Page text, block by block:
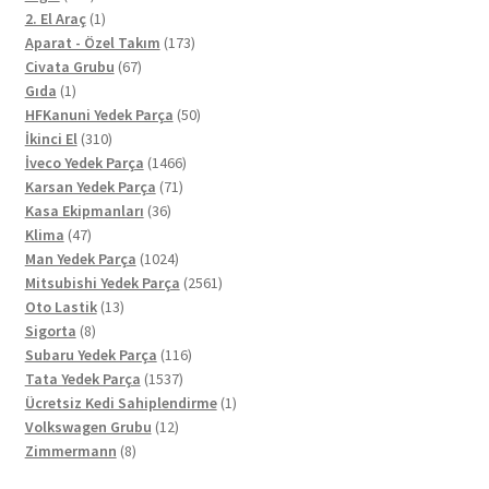
ürün
2. El Araç 11
ürün
Aparat - Özel Takım 173173
Civata Grubu 6767
Gıda 11
ürün
HFKanuni Yedek Parça 5050
İkinci El 310310
ürün
İveco Yedek Parça 14661466
ürün
Karsan Yedek Parça 7171
Kasa Ekipmanları 3636
Klima 4747
ürün
Man Yedek Parça 10241024
ürün
Mitsubishi Yedek Parça 25612561
Oto Lastik 1313
Sigorta 88
ürün
Subaru Yedek Parça 116116
Tata Yedek Parça 15371537
ürün
Ücretsiz Kedi Sahiplendirme 11
Volkswagen Grubu 1212
Zimmermann 88